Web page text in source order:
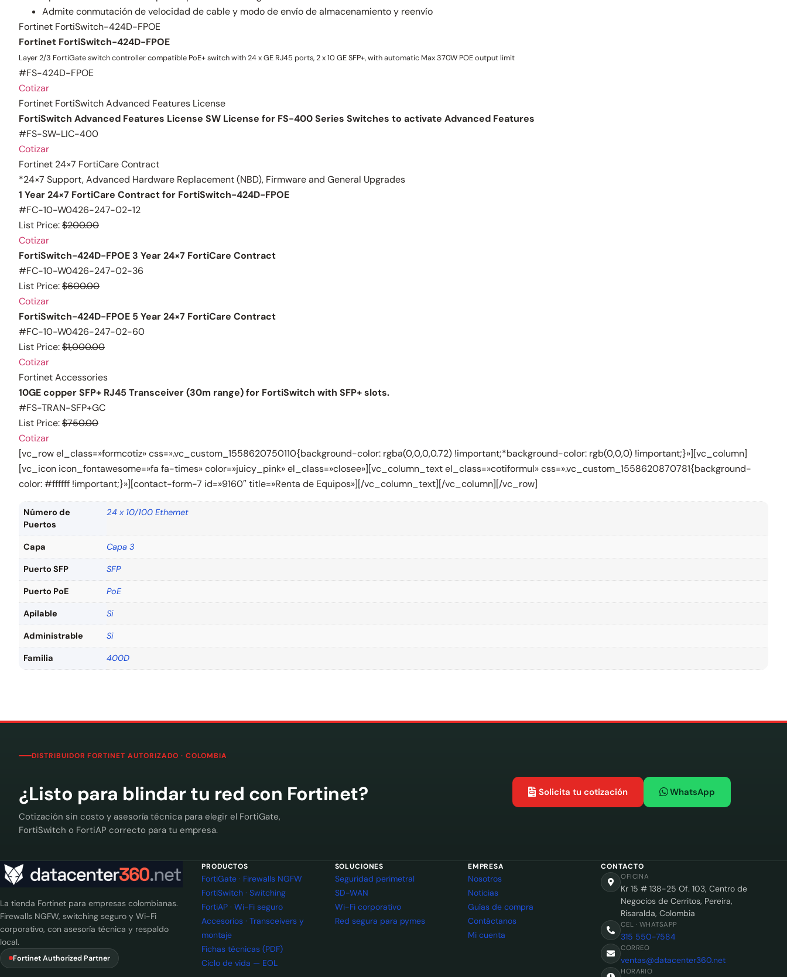
Admite conmutación de velocidad de cable y modo de envío de almacenamiento y reenvío
Fortinet FortiSwitch-424D-FPOE
Fortinet FortiSwitch-424D-FPOE
Layer 2/3 FortiGate switch controller compatible PoE+ switch with 24 x GE RJ45 ports, 2 x 10 GE SFP+, with automatic Max 370W POE output limit
#FS-424D-FPOE
Cotizar
Fortinet FortiSwitch Advanced Features License
FortiSwitch Advanced Features License SW License for FS-400 Series Switches to activate Advanced Features
#FS-SW-LIC-400
Cotizar
Fortinet 24×7 FortiCare Contract
*24×7 Support, Advanced Hardware Replacement (NBD), Firmware and General Upgrades
1 Year 24×7 FortiCare Contract for FortiSwitch-424D-FPOE
#FC-10-W0426-247-02-12
List Price:$200.00
Cotizar
FortiSwitch-424D-FPOE 3 Year 24×7 FortiCare Contract
#FC-10-W0426-247-02-36
List Price:$600.00
Cotizar
FortiSwitch-424D-FPOE 5 Year 24×7 FortiCare Contract
#FC-10-W0426-247-02-60
List Price:$1,000.00
Cotizar
Fortinet Accessories
10GE copper SFP+ RJ45 Transceiver (30m range) for FortiSwitch with SFP+ slots.
#FS-TRAN-SFP+GC
List Price:$750.00
Cotizar
[vc_row el_class=»formcotiz» css=».vc_custom_1558620750110{background-color: rgba(0,0,0,0.72) !important;*background-color: rgb(0,0,0) !important;}»][vc_column]
[vc_icon icon_fontawesome=»fa fa-times» color=»juicy_pink» el_class=»closee»][vc_column_text el_class=»cotiformul» css=».vc_custom_1558620870781{background-
color: #ffffff !important;}»][contact-form-7 id=»9160″ title=»Renta de Equipos»][/vc_column_text][/vc_column][/vc_row]
Número de
Puertos
24 x 10/100 Ethernet
Capa Capa 3
Puerto SFP SFP
Puerto PoE PoE
Apilable Si
Administrable Si
Familia 400D
DISTRIBUIDOR FORTINET AUTORIZADO · COLOMBIA
¿Listo para blindar tu red con Fortinet?
Cotización sin costo y asesoría técnica para elegir el FortiGate,
FortiSwitch o FortiAP correcto para tu empresa.
Solicita tu cotización WhatsApp
La tienda Fortinet para empresas colombianas.
Firewalls NGFW, switching seguro y Wi-Fi
corporativo, con asesoría técnica y respaldo
local.
Fortinet Authorized Partner
PRODUCTOS
FortiGate · Firewalls NGFW
FortiSwitch · Switching
FortiAP · Wi-Fi seguro
Accesorios · Transceivers y
montaje
Fichas técnicas (PDF)
Ciclo de vida — EOL
SOLUCIONES
Seguridad perimetral
SD-WAN
Wi-Fi corporativo
Red segura para pymes
EMPRESA
Nosotros
Noticias
Guías de compra
Contáctanos
Mi cuenta
CONTACTO
OFICINA
Kr 15 # 138-25 Of. 103, Centro de
Negocios de Cerritos, Pereira,
Risaralda, Colombia
CEL · WHATSAPP
315 550-7584
CORREO
ventas@datacenter360.net
HORARIO